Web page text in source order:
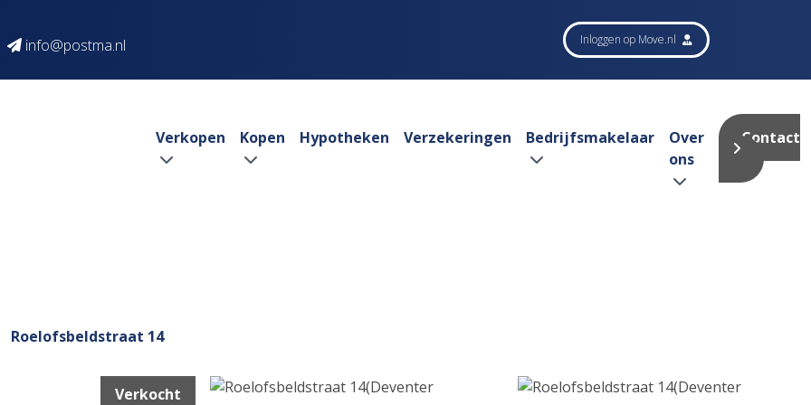
info@postma.nl Inloggen op Move.nl
Verkopen Kopen Hypotheken Verzekeringen Bedrijfsmakelaar
Over
ons
Contact
Roelofsbeldstraat 14
Verkocht